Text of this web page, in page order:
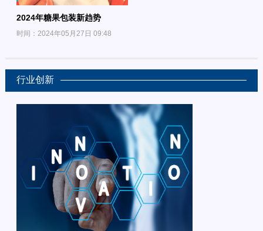
2024年糖果包装新趋势
时间：2024年05月27日 09:48
行业创新